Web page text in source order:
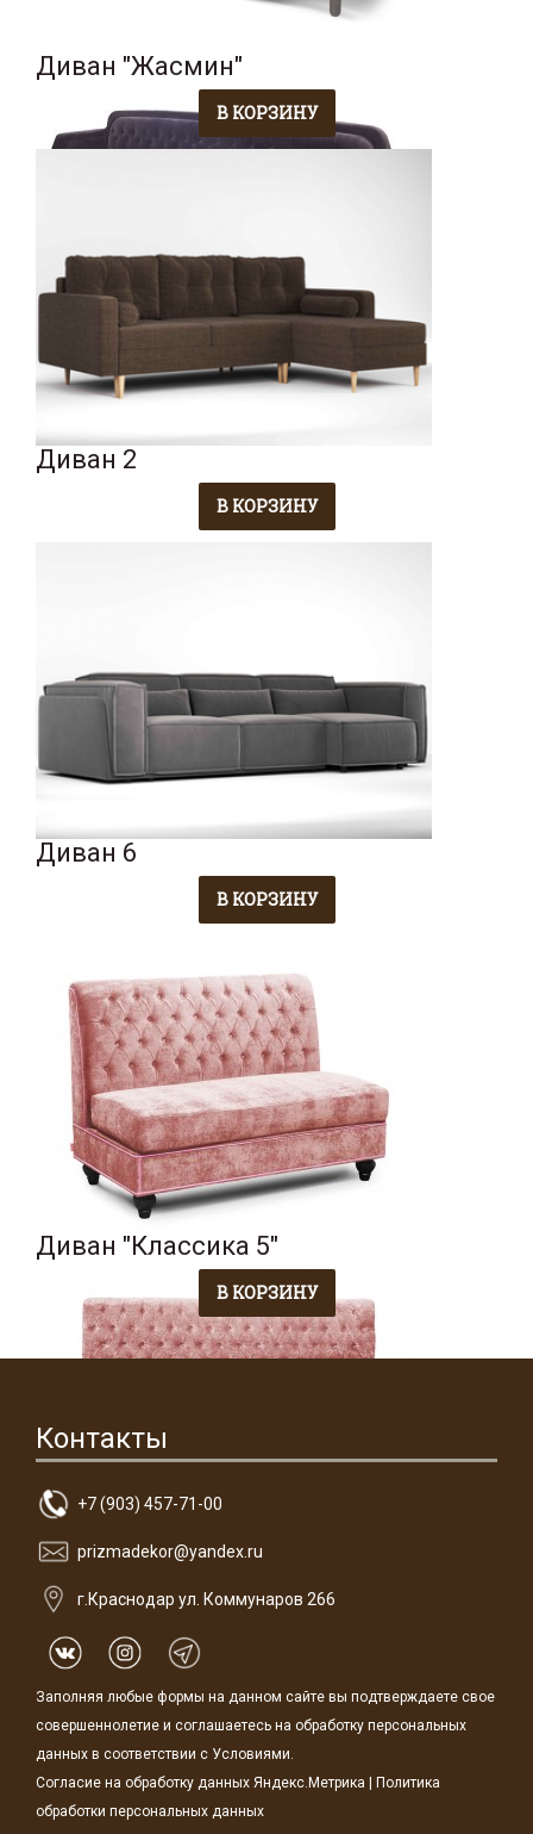
Диван "Жасмин"
Диван 2
Диван 6
Диван "Классика 5"
Контакты
+7 (903) 457-71-00
prizmadekor@yandex.ru
г.Краснодар ул. Коммунаров 266
Заполняя любые формы на данном сайте вы подтверждаете свое
совершеннолетие и соглашаетесь на обработку персональных
данных в соответствии с Условиями.
Согласие на обработку данных Яндекс.Метрика
Политика
обработки персональных данных